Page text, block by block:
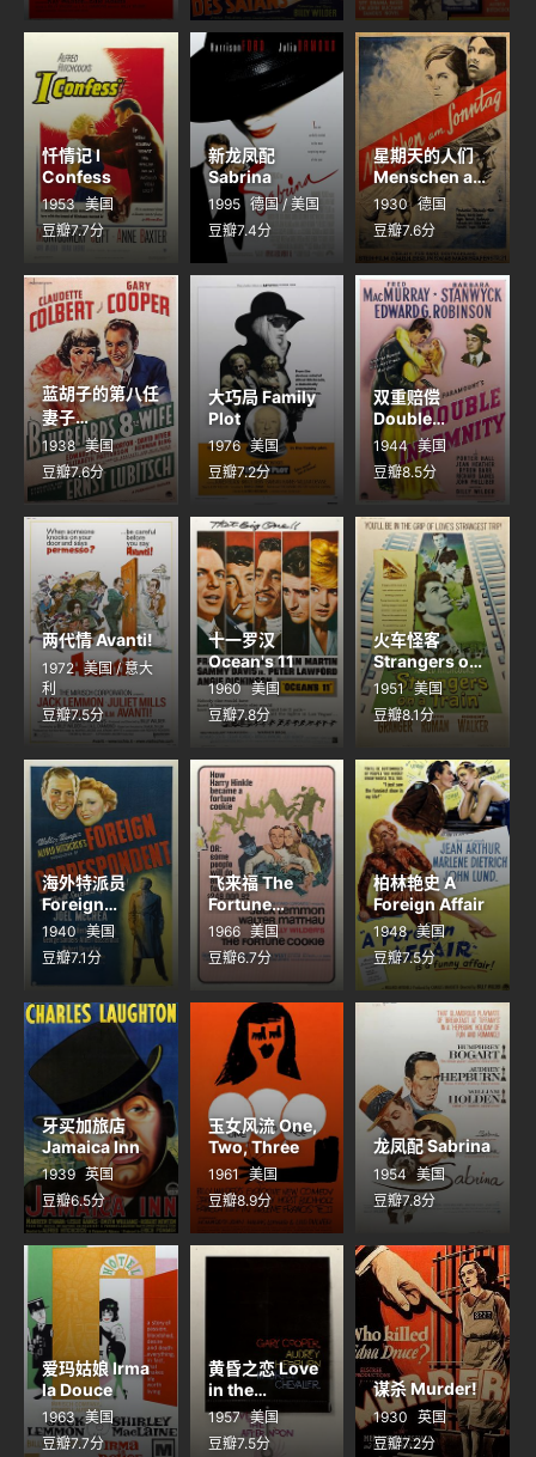
忏情记 I
Confess
1953 美国
豆瓣7.7分
新龙凤配
Sabrina
1995 德国 / 美国
豆瓣7.4分
星期天的人们
Menschen am
Sonntag
1930 德国
豆瓣7.6分
蓝胡子的第八任
妻子
Bluebeard's
Eighth Wife
1938 美国
豆瓣7.6分
大巧局 Family
Plot
1976 美国
豆瓣7.2分
双重赔偿
Double
Indemnity
1944 美国
豆瓣8.5分
两代情 Avanti!
1972 美国 / 意大
利
豆瓣7.5分
十一罗汉
Ocean's 11
1960 美国
豆瓣7.8分
火车怪客
Strangers on
a Train
1951 美国
豆瓣8.1分
海外特派员
Foreign
Corresponde
nt
1940 美国
豆瓣7.1分
飞来福 The
Fortune
Cookie
1966 美国
豆瓣6.7分
柏林艳史 A
Foreign Affair
1948 美国
豆瓣7.5分
牙买加旅店
Jamaica Inn
1939 英国
豆瓣6.5分
玉女风流 One,
Two, Three
1961 美国
豆瓣8.9分
龙凤配 Sabrina
1954 美国
豆瓣7.8分
爱玛姑娘 Irma
la Douce
1963 美国
豆瓣7.7分
黄昏之恋 Love
in the
Afternoon
1957 美国
豆瓣7.5分
谋杀 Murder!
1930
英国
豆瓣7.2分